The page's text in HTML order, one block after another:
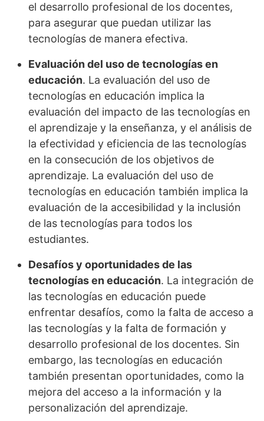
el desarrollo profesional de los docentes,
para asegurar que puedan utilizar las
tecnologías de manera efectiva.
Evaluación del uso de tecnologías en
educación. La evaluación del uso de
tecnologías en educación implica la
evaluación del impacto de las tecnologías en
el aprendizaje y la enseñanza, y el análisis de
la efectividad y eficiencia de las tecnologías
en la consecución de los objetivos de
aprendizaje. La evaluación del uso de
tecnologías en educación también implica la
evaluación de la accesibilidad y la inclusión
de las tecnologías para todos los
estudiantes.
Desafíos y oportunidades de las
tecnologías en educación. La integración de
las tecnologías en educación puede
enfrentar desafíos, como la falta de acceso a
las tecnologías y la falta de formación y
desarrollo profesional de los docentes. Sin
embargo, las tecnologías en educación
también presentan oportunidades, como la
mejora del acceso a la información y la
personalización del aprendizaje.